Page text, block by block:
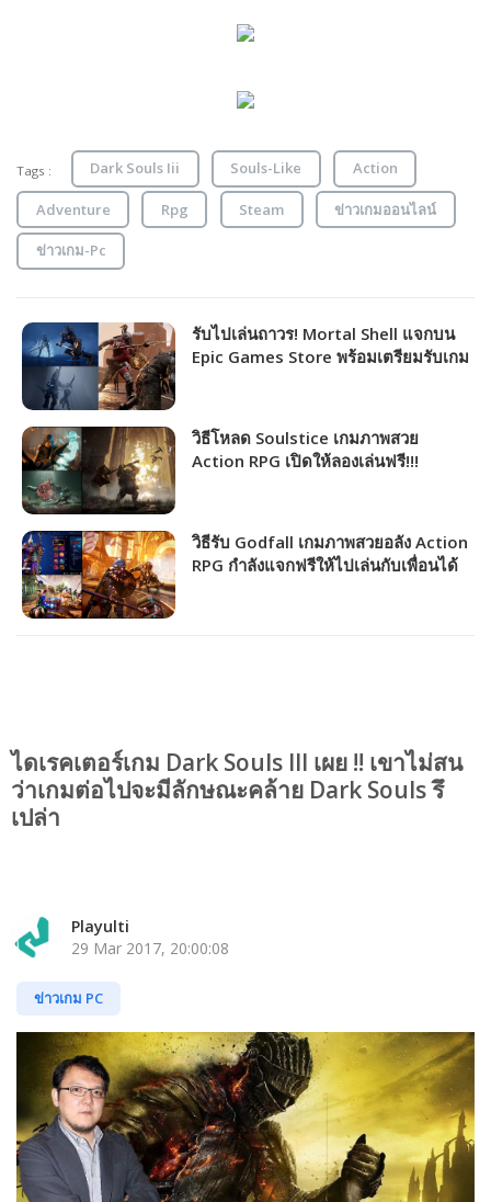
Tags : Dark Souls Iii Souls-Like Action
Adventure Rpg Steam ข่าวเกมออนไลน์
ข่าวเกม-Pc
รับไปเล่นถาวร! Mortal Shell แจกบน
Epic Games Store พร้อมเตรียมรับเกม
วิธีโหลด Soulstice เกมภาพสวย
Action RPG เปิดให้ลองเล่นฟรี!!!
วิธีรับ Godfall เกมภาพสวยอลัง Action
RPG กำลังแจกฟรีให้ไปเล่นกับเพื่อนได้
ไดเรคเตอร์เกม Dark Souls III เผย !! เขาไม่สน
ว่าเกมต่อไปจะมีลักษณะคล้าย Dark Souls รึ
เปล่า
Playulti
29 Mar 2017, 20:00:08
ข่าวเกม PC